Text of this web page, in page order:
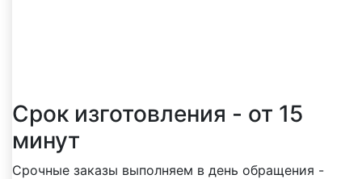
Срок изготовления - от 15
минут
Срочные заказы выполняем в день обращения -